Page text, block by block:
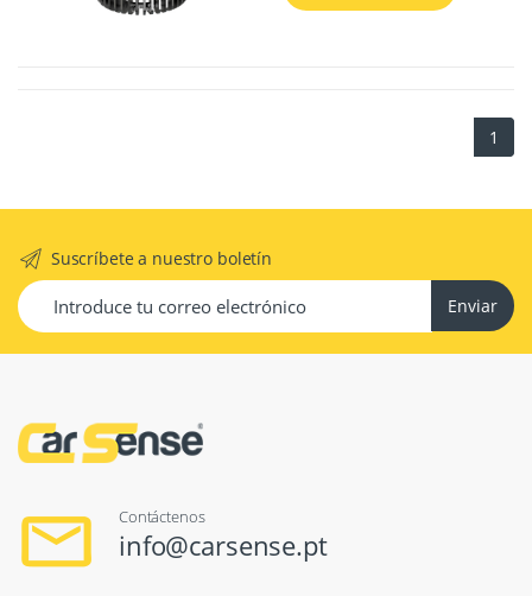
1
Suscríbete a nuestro boletín
Enviar
Contáctenos
info@carsense.pt